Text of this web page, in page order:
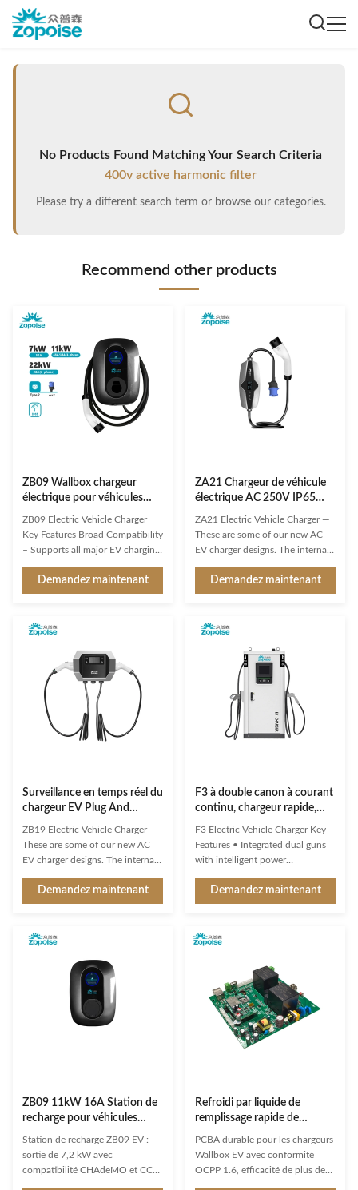
No Products Found Matching Your Search Criteria
400v active harmonic filter
Please try a different search term or browse our categories.
Recommend other products
ZB09 Wallbox chargeur
électrique pour véhicules
électriques6, 7 ‰ 11 kW,
250 ‰ 480 VAC
ZB09 Electric Vehicle Charger
Key Features Broad Compatibility
– Supports all major EV charging
Intelligent Multi-Detection –
Real-time voltage/current
calculation, and comprehensive
Display – Clearly shows ...
Demandez maintenant
ZA21 Chargeur de véhicule
électrique AC 250V IP65
avec écran LCD 1,9"
ZA21 Electric Vehicle Charger —
These are some of our new AC
EV charger designs. The internal
same as our regular models –
only the exteriors/enclosures are
mold development. If none of
eye, we can also create a ...
Demandez maintenant
Surveillance en temps réel du
chargeur EV Plug And
Charge ZB19 avec système
d'équilibrage de charge
ZB19 Electric Vehicle Charger —
These are some of our new AC
EV charger designs. The internal
same as our regular models –
only the exteriors/enclosures are
development. If none of these
can also create a ...
Demandez maintenant
F3 à double canon à courant
continu, chargeur rapide,
refroidissement par air
intelligent 1000V pour
véhicules électriques
F3 Electric Vehicle Charger Key
Features • Integrated dual guns
with intelligent power
Guard continuously monitors 24
dynamic data points including
thermal runaway, and gun head
safety with dynamic power ...
Demandez maintenant
ZB09 11kW 16A Station de
recharge pour véhicules
électriques avec détection
multi-intelligente
Station de recharge ZB09 EV :
sortie de 7,2 kW avec
compatibilité CHAdeMO et CCS.
Refroidi par liquide de
remplissage rapide de
chargeur PCBA OCPP
1.6J/12.01J de Wallbox EV
refroidi par air
PCBA durable pour les chargeurs
Wallbox EV avec conformité
OCPP 1.6, efficacité de plus de